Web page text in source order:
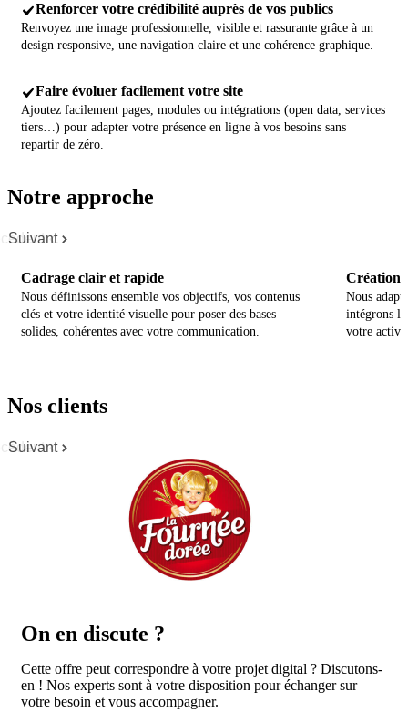
Renforcer votre crédibilité auprès de vos publics
Renvoyez une image professionnelle, visible et rassurante grâce à un
design responsive, une navigation claire et une cohérence graphique.
Faire évoluer facilement votre site
Ajoutez facilement pages, modules ou intégrations (open data, services
tiers…) pour adapter votre présence en ligne à vos besoins sans
repartir de zéro.
Notre approche
Suivant
Cadrage clair et rapide
Nous définissons ensemble vos objectifs, vos contenus
clés et votre identité visuelle pour poser des bases
solides, cohérentes avec votre communication.
Création
Nous
intégrons
votre
Nos clients
Suivant
On en discute ?
Cette offre peut correspondre à votre projet digital ? Discutons-
en ! Nos experts sont à votre disposition pour échanger sur
votre besoin et vous accompagner.